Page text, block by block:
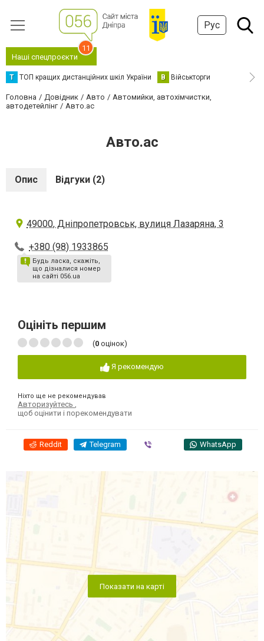
Рус
Наші спецпроєкти
11
Т ТОП кращих дистанційних шкіл України В Військторги
Головна Довідник Авто
Автомийки, автохімчистки,
автодетейлінг
Авто.ас
Авто.ас
Опис Відгуки (2)
49000, Дніпропетровськ, вулиця Лазаряна, 3
+380 (98) 1933865
Будь ласка, скажіть,
що дізналися номер
на сайті 056.ua
Оцініть першим
(0 оцінок)
Я рекомендую
Ніхто ще не рекомендував
Авторизуйтесь
щоб оцінити і порекомендувати
Reddit Telegram WhatsApp
Показати на карті